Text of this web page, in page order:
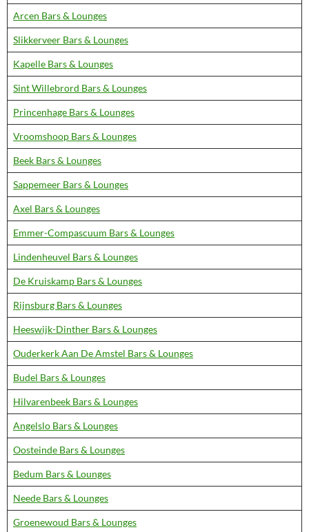
Arcen Bars & Lounges
Slikkerveer Bars & Lounges
Kapelle Bars & Lounges
Sint Willebrord Bars & Lounges
Princenhage Bars & Lounges
Vroomshoop Bars & Lounges
Beek Bars & Lounges
Sappemeer Bars & Lounges
Axel Bars & Lounges
Emmer-Compascuum Bars & Lounges
Lindenheuvel Bars & Lounges
De Kruiskamp Bars & Lounges
Rijnsburg Bars & Lounges
Heeswijk-Dinther Bars & Lounges
Ouderkerk Aan De Amstel Bars & Lounges
Budel Bars & Lounges
Hilvarenbeek Bars & Lounges
Angelslo Bars & Lounges
Oosteinde Bars & Lounges
Bedum Bars & Lounges
Neede Bars & Lounges
Groenewoud Bars & Lounges